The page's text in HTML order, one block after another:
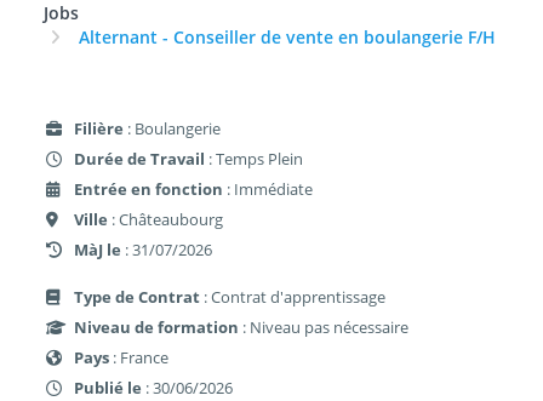
Jobs
Alternant - Conseiller de vente en boulangerie F/H
Filière : Boulangerie
Durée de Travail : Temps Plein
Entrée en fonction : Immédiate
Ville : Châteaubourg
MàJ le : 31/07/2026
Type de Contrat : Contrat d'apprentissage
Niveau de formation : Niveau pas nécessaire
Pays : France
Publié le : 30/06/2026